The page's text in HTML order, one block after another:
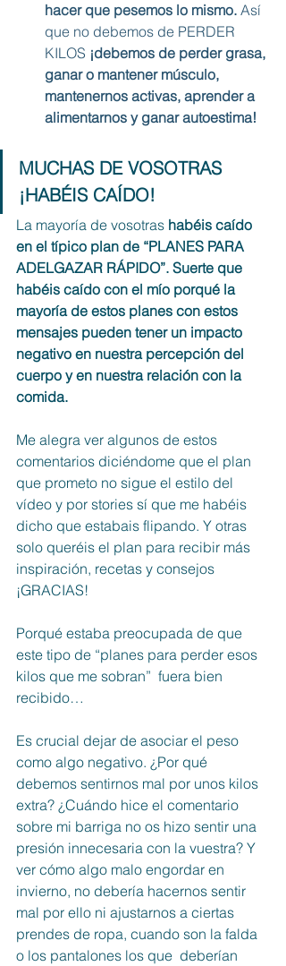
hacer que pesemos lo mismo. Así
que no debemos de PERDER
KILOS ¡debemos de perder grasa,
ganar o mantener músculo,
mantenernos activas, aprender a
alimentarnos y ganar autoestima!
MUCHAS DE VOSOTRAS
¡HABÉIS CAÍDO!
La mayoría de vosotras habéis caído
en el típico plan de “PLANES PARA
ADELGAZAR RÁPIDO”. Suerte que
habéis caído con el mío porqué la
mayoría de estos planes con estos
mensajes pueden tener un impacto
negativo en nuestra percepción del
cuerpo y en nuestra relación con la
comida.
Me alegra ver algunos de estos
comentarios diciéndome que el plan
que prometo no sigue el estilo del
vídeo y por stories sí que me habéis
dicho que estabais flipando. Y otras
solo queréis el plan para recibir más
inspiración, recetas y consejos
¡GRACIAS!
Porqué estaba preocupada de que
este tipo de “planes para perder esos
kilos que me sobran”  fuera bien
recibido…
Es crucial dejar de asociar el peso
como algo negativo. ¿Por qué
debemos sentirnos mal por unos kilos
extra? ¿Cuándo hice el comentario
sobre mi barriga no os hizo sentir una
presión innecesaria con la vuestra? Y
ver cómo algo malo engordar en
invierno, no debería hacernos sentir
mal por ello ni ajustarnos a ciertas
prendes de ropa, cuando son la falda
o los pantalones los que  deberían